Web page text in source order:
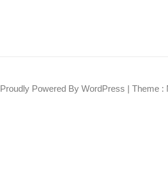
Proudly Powered By WordPress | Theme :